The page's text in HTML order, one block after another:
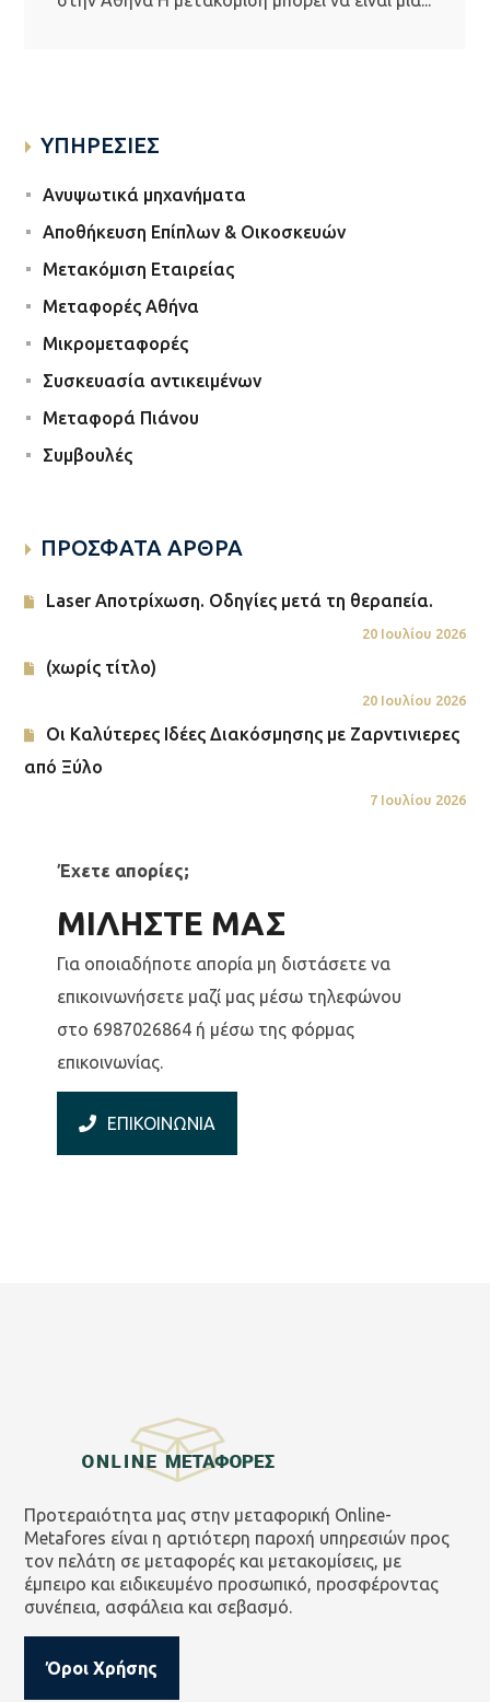
ΥΠΗΡΕΣΙΕΣ
Ανυψωτικά μηχανήματα
Αποθήκευση Επίπλων & Οικοσκευών
Μετακόμιση Εταιρείας
Μεταφορές Αθήνα
Μικρομεταφορές
Συσκευασία αντικειμένων
Μεταφορά Πιάνου
Συμβουλές
ΠΡΟΣΦΑΤΑ ΑΡΘΡΑ
Laser Αποτρίχωση. Οδηγίες μετά τη θεραπεία.
20 Ιουλίου 2026
(χωρίς τίτλο)
20 Ιουλίου 2026
Οι Καλύτερες Ιδέες Διακόσμησης με Ζαρντινιερες
από Ξύλο
7 Ιουλίου 2026
Έχετε απορίες;
ΜΙΛΗΣΤΕ ΜΑΣ
Για οποιαδήποτε απορία μη διστάσετε να
επικοινωνήσετε μαζί μας μέσω τηλεφώνου
στο 6987026864 ή μέσω της φόρμας
επικοινωνίας.
ΕΠΙΚΟΙΝΩΝΙΑ
Προτεραιότητα μας στην μεταφορική Online-
Metafores είναι η αρτιότερη παροχή υπηρεσιών προς
τον πελάτη σε μεταφορές και μετακομίσεις, με
έμπειρο και ειδικευμένο προσωπικό, προσφέροντας
συνέπεια, ασφάλεια και σεβασμό.
Όροι Χρήσης